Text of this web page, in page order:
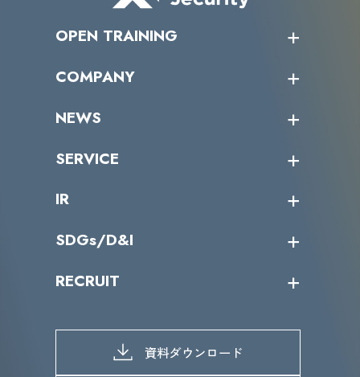
OPEN TRAINING
受講者の声
COMPANY
トップメッセージ
ミッション／ビジョン
パートナー企業一覧
NEWS
サイバーニュース
SERVICE
カテゴリー別サービス一覧
IR
IRカレンダー
IRライブラリー
よくあるご質問
SDGs/D&I
当グループのマテリアリティ
SDGs推進体制
D&Iの取り組み
RECRUIT
募集職種一覧
メッセージ
メンバーインタビュー
資料ダウンロード